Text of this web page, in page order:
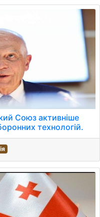
Союз активніше
технологій.